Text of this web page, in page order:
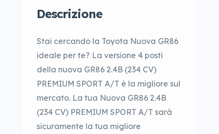
Descrizione
Stai cercando la Toyota Nuova GR86
ideale per te? La versione 4 posti
della nuova GR86 2.4B (234 CV)
PREMIUM SPORT A/T è la migliore sul
mercato. La tua Nuova GR86 2.4B
(234 CV) PREMIUM SPORT A/T sarà
sicuramente la tua migliore